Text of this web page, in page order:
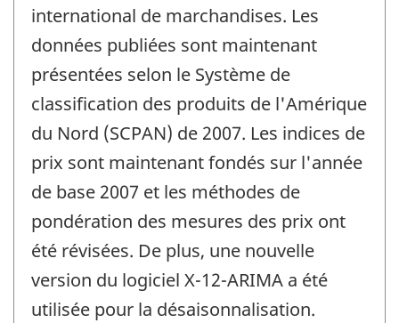
-
international de marchandises. Les
données publiées sont maintenant
présentées selon le Système de
classification des produits de l'Amérique
du Nord (SCPAN) de 2007. Les indices de
prix sont maintenant fondés sur l'année
de base 2007 et les méthodes de
pondération des mesures des prix ont
été révisées. De plus, une nouvelle
version du logiciel X-12-ARIMA a été
utilisée pour la désaisonnalisation.